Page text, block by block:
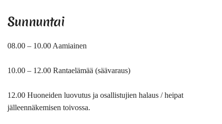
Sunnuntai
08.00 – 10.00 Aamiainen
10.00 – 12.00 Rantaelämää (säävaraus)
12.00 Huoneiden luovutus ja osallistujien halaus / heipat
jälleennäkemisen toivossa.